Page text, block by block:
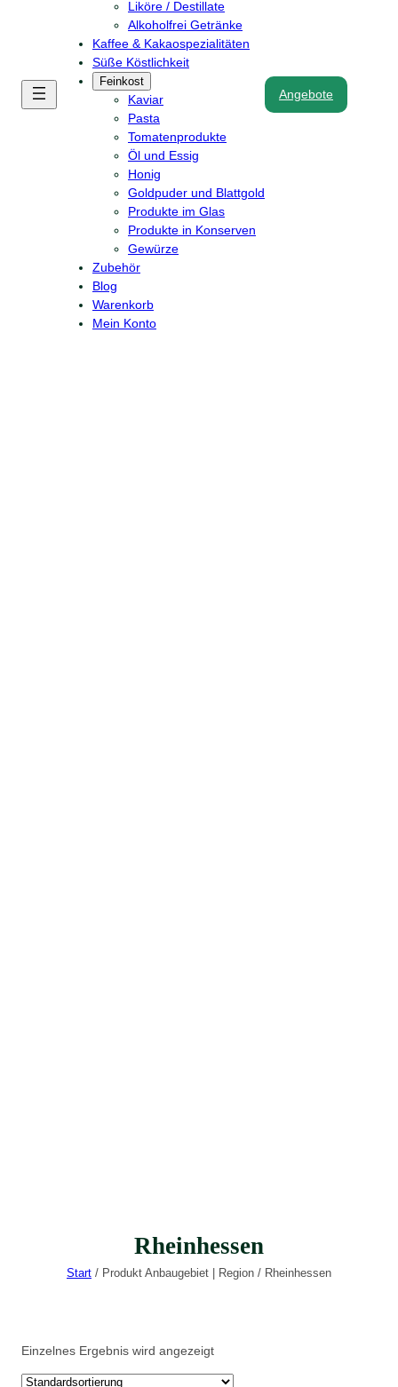
Liköre / Destillate
Alkoholfrei Getränke
Kaffee & Kakaospezialitäten
Süße Köstlichkeit
Feinkost
Kaviar
Pasta
Tomatenprodukte
Öl und Essig
Honig
Goldpuder und Blattgold
Produkte im Glas
Produkte in Konserven
Gewürze
Zubehör
Blog
Warenkorb
Mein Konto
Angebote
Rheinhessen
Start / Produkt Anbaugebiet | Region / Rheinhessen
Einzelnes Ergebnis wird angezeigt